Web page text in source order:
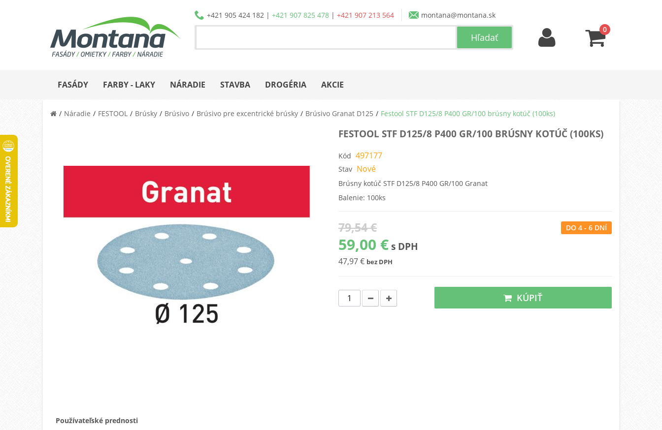
+421 905 424 182| +421 907 825 478| +421 907 213 564
montana@montana.sk
0
FASÁDY FARBY - LAKY NÁRADIE STAVBA DROGÉRIA AKCIE
Náradie FESTOOL Brúsky Brúsivo Brúsivo pre excentrické brúsky Brúsivo Granat D125 Festool STF D125/8 P400 GR/100 brúsny kotúč (100ks)
FESTOOL STF D125/8 P400 GR/100 BRÚSNY KOTÚČ (100KS)
Kód 497177
Stav Nové
Brúsny kotúč STF D125/8 P400 GR/100 Granat
Balenie: 100ks
79,54 €
59,00 € s DPH
47,97 € bez DPH
DO 4 - 6 DNÍ
KÚPIŤ
Používateľské prednosti